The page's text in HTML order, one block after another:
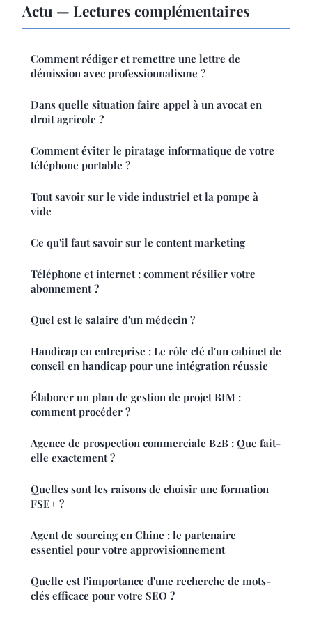
Actu — Lectures complémentaires
Comment rédiger et remettre une lettre de
démission avec professionnalisme ?
Dans quelle situation faire appel à un avocat en
droit agricole ?
Comment éviter le piratage informatique de votre
téléphone portable ?
Tout savoir sur le vide industriel et la pompe à
vide
Ce qu'il faut savoir sur le content marketing
Téléphone et internet : comment résilier votre
abonnement ?
Quel est le salaire d'un médecin ?
Handicap en entreprise : Le rôle clé d'un cabinet de
conseil en handicap pour une intégration réussie
Élaborer un plan de gestion de projet BIM :
comment procéder ?
Agence de prospection commerciale B2B : Que fait-
elle exactement ?
Quelles sont les raisons de choisir une formation
FSE+ ?
Agent de sourcing en Chine : le partenaire
essentiel pour votre approvisionnement
Quelle est l'importance d'une recherche de mots-
clés efficace pour votre SEO ?